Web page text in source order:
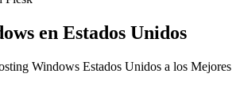
en Estados Unidos
Windows Estados Unidos a los Mejores